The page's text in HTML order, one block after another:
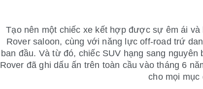
Tạo nên một chiếc xe kết hợp được sự êm ái
Rover saloon, cùng với năng lực off-road trứ
ban đầu. Và từ đó, chiếc SUV hạng sang
Rover đã ghi dấu ấn trên toàn cầu vào tháng 6
cho mọi mục